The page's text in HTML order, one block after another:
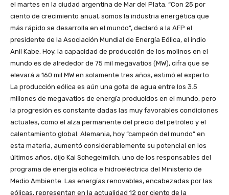
el martes en la ciudad argentina de Mar del Plata. “Con 25 por
ciento de crecimiento anual, somos la industria energética que
más rápido se desarrolla en el mundo”, declaró a la AFP el
presidente de la Asociación Mundial de Energía Eólica, el indio
Anil Kabe. Hoy, la capacidad de producción de los molinos en el
mundo es de alrededor de 75 mil megavatios (MW), cifra que se
elevará a 160 mil MW en solamente tres años, estimó el experto.
La producción eólica es aún una gota de agua entre los 3.5
millones de megavatios de energía producidos en el mundo, pero
la progresión es constante dadas las muy favorables condiciones
actuales, como el alza permanente del precio del petróleo y el
calentamiento global. Alemania, hoy “campeón del mundo” en
esta materia, aumentó considerablemente su potencial en los
últimos años, dijo Kai Schegelmilch, uno de los responsables del
programa de energía eólica e hidroeléctrica del Ministerio de
Medio Ambiente. Las energías renovables, encabezadas por las
eólicas, representan en la actualidad 12 por ciento de la